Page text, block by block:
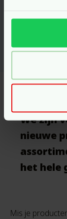
We zijn
nieuwe
het hele
Mis je